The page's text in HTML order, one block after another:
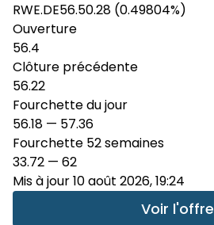
RWE.DE56.50.28 (0.49804%)
Ouverture
56.4
Clôture précédente
56.22
Fourchette du jour
56.18 — 57.36
Fourchette 52 semaines
33.72 — 62
Mis à jour 10 août 2026, 19:24
Voir l'offre